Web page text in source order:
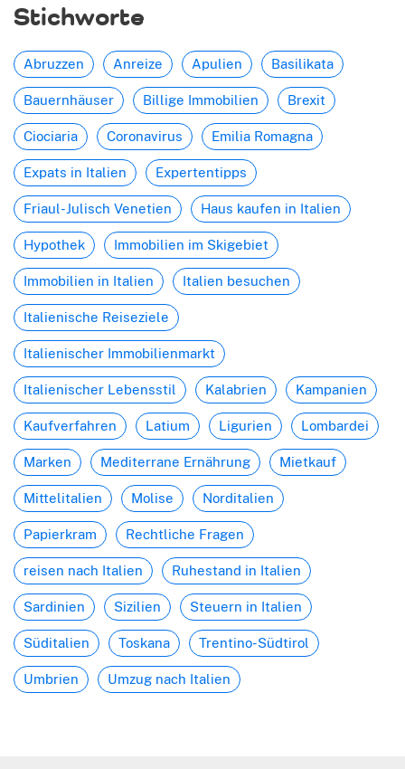
Stichworte
Abruzzen Anreize Apulien Basilikata
Bauernhäuser Billige Immobilien Brexit
Ciociaria Coronavirus Emilia Romagna
Expats in Italien Expertentipps
Friaul-Julisch Venetien Haus kaufen in Italien
Hypothek Immobilien im Skigebiet
Immobilien in Italien Italien besuchen
Italienische Reiseziele
Italienischer Immobilienmarkt
Italienischer Lebensstil Kalabrien Kampanien
Kaufverfahren Latium Ligurien Lombardei
Marken Mediterrane Ernährung Mietkauf
Mittelitalien Molise Norditalien
Papierkram Rechtliche Fragen
reisen nach Italien Ruhestand in Italien
Sardinien Sizilien Steuern in Italien
Süditalien Toskana Trentino-Südtirol
Umbrien Umzug nach Italien